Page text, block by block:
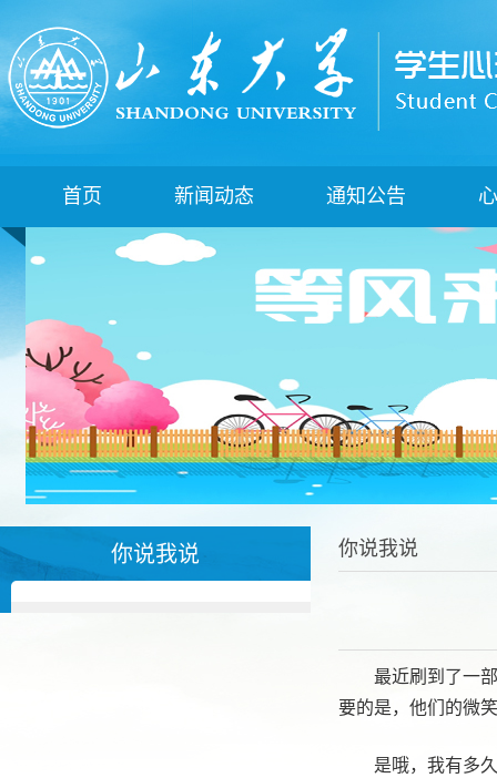
首页 新闻动态 通知公告
你说我说 你说我说
最近刷到了一
要的是，他们的微
是哦，我有多